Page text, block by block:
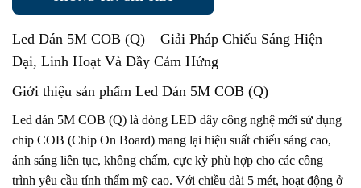
Led Dán 5M COB (Q) – Giải Pháp Chiếu Sáng Hiện
Đại, Linh Hoạt Và Đầy Cảm Hứng
Giới thiệu sản phẩm Led Dán 5M COB (Q)
Led dán 5M COB (Q) là dòng LED dây công nghệ mới sử dụng
chip COB (Chip On Board) mang lại hiệu suất chiếu sáng cao,
ánh sáng liên tục, không chấm, cực kỳ phù hợp cho các công
trình yêu cầu tính thẩm mỹ cao. Với chiều dài 5 mét, hoạt động ở